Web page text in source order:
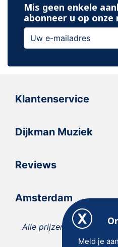
Mis geen enkele
abonneer u op onze
Klantenservice
Dijkman Muziek
Reviews
Amsterdam
Alle prijzen zijn inclusief
Meld je